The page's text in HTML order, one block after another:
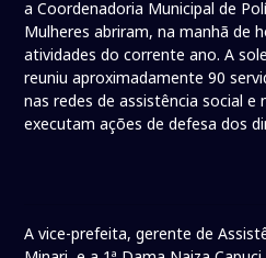
a Coordenadoria Municipal de
Mulheres abriram, na manhã de
atividades do corrente ano. A
reuniu aproximadamente 90
nas redes de assistência social e
executam ações de defesa dos
A vice-prefeita, gerente de